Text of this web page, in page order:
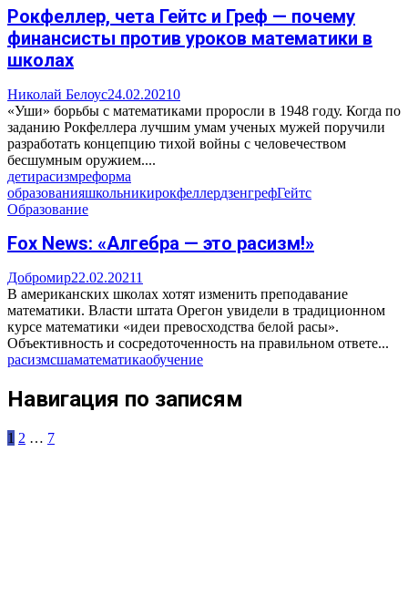
Рокфеллер, чета Гейтс и Греф — почему
финансисты против уроков математики в
школах
Николай Белоус24.02.20210
«Уши» борьбы с математиками проросли в 1948 году. Когда по
заданию Рокфеллера лучшим умам ученых мужей поручили
разработать концепцию тихой войны с человечеством
бесшумным оружием....
детирасизмреформа
образованияшкольникирокфеллердзенгрефГейтс
Образование
Fox News: «Алгебра — это расизм!»
Добромир22.02.20211
В американских школах хотят изменить преподавание
математики. Власти штата Орегон увидели в традиционном
курсе математики «идеи превосходства белой расы».
Объективность и сосредоточенность на правильном ответе...
расизмсшаматематикаобучение
Навигация по записям
1 2 … 7